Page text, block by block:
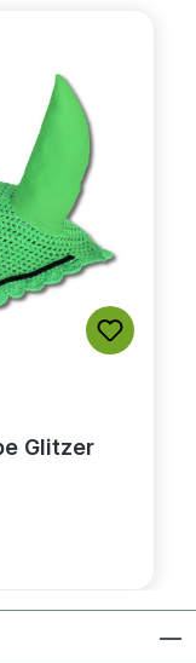
5 von 5 Sternen
Glitzer